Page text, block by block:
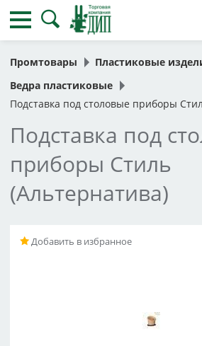
Промтовары Пластиковые
Ведра пластиковые
Подставка под столовые приборы
Подставка под
приборы Стиль
(Альтернатива)
Добавить в избранное